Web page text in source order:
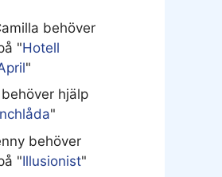
behöver
"Hotell
"
hjälp
"
behöver
"Illusionist"